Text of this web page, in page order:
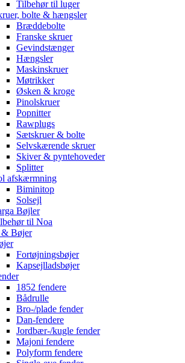
Tilbehør til luger
bolte & hængsler
Bræddebolte
Franske skruer
Gevindstænger
Hængsler
Maskinskruer
Møtrikker
Øsken & kroge
Pinolskruer
Popnitter
Rawplugs
Sætskruer & bolte
Selvskærende skruer
Skiver & pyntehoveder
Splitter
afskærmning
Biminitop
Solsejl
Bøjler
til Noa
& Bøjer
Fortøjningsbøjer
Kapsejlladsbøjer
1852 fendere
Bådrulle
Bro-/plade fender
Dan-fendere
Jordbær-/kugle fender
Majoni fendere
Polyform fendere